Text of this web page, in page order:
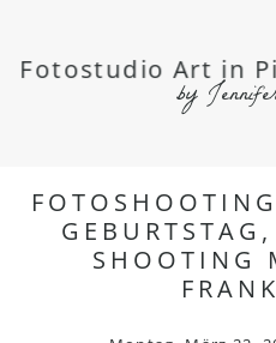
Fotostudio Art in
by
SHOOTING